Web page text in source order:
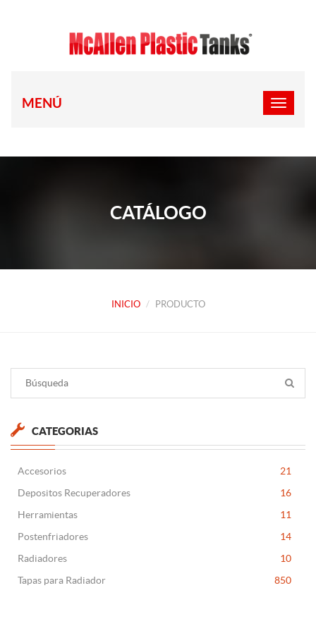
MENÚ
CATÁLOGO
INICIO PRODUCTO
CATEGORIAS
Accesorios
21
Depositos Recuperadores
16
Herramientas
11
Postenfriadores
14
Radiadores
10
Tapas para Radiador
850